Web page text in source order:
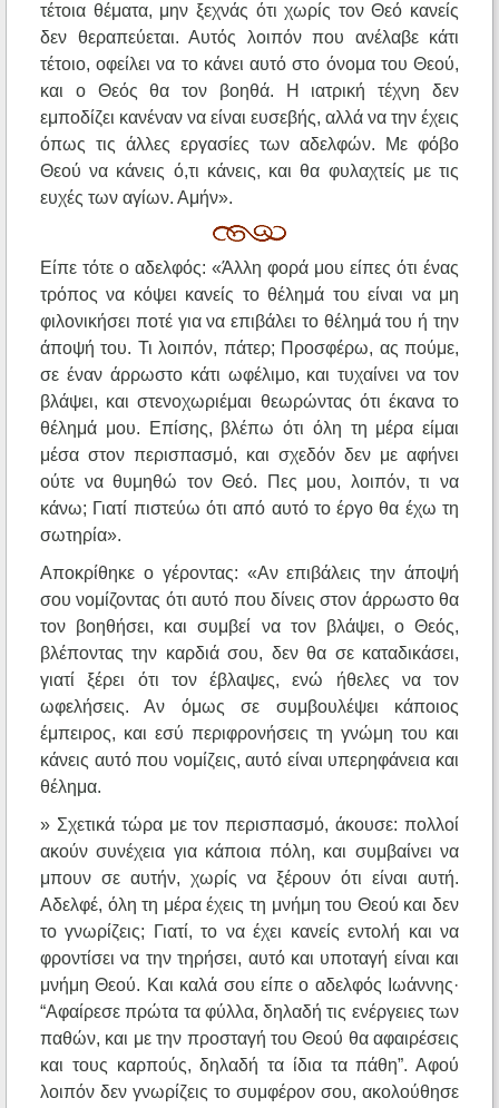
τέτοια θέματα, μην ξεχνάς ότι χωρίς τον Θεό κανείς
δεν θεραπεύεται. Αυτός λοιπόν που ανέλαβε κάτι
τέτοιο, οφείλει να το κάνει αυτό στο όνομα του Θεού,
και ο Θεός θα τον βοηθά. Η ιατρική τέχνη δεν
εμποδίζει κανέναν να είναι ευσεβής, αλλά να την έχεις
όπως τις άλλες εργασίες των αδελφών. Με φόβο
Θεού να κάνεις ό,τι κάνεις, και θα φυλαχτείς με τις
ευχές των αγίων. Αμήν».
Είπε τότε ο αδελφός: «Άλλη φορά μου είπες ότι ένας
τρόπος να κόψει κανείς το θέλημά του είναι να μη
φιλονικήσει ποτέ για να επιβάλει το θέλημά του ή την
άποψή του. Τι λοιπόν, πάτερ; Προσφέρω, ας πούμε,
σε έναν άρρωστο κάτι ωφέλιμο, και τυχαίνει να τον
βλάψει, και στενοχωριέμαι θεωρώντας ότι έκανα το
θέλημά μου. Επίσης, βλέπω ότι όλη τη μέρα είμαι
μέσα στον περισπασμό, και σχεδόν δεν με αφήνει
ούτε να θυμηθώ τον Θεό. Πες μου, λοιπόν, τι να
κάνω; Γιατί πιστεύω ότι από αυτό το έργο θα έχω τη
σωτηρία».
Αποκρίθηκε ο γέροντας: «Αν επιβάλεις την άποψή
σου νομίζοντας ότι αυτό που δίνεις στον άρρωστο θα
τον βοηθήσει, και συμβεί να τον βλάψει, ο Θεός,
βλέποντας την καρδιά σου, δεν θα σε καταδικάσει,
γιατί ξέρει ότι τον έβλαψες, ενώ ήθελες να τον
ωφελήσεις. Αν όμως σε συμβουλέψει κάποιος
έμπειρος, και εσύ περιφρονήσεις τη γνώμη του και
κάνεις αυτό που νομίζεις, αυτό είναι υπερηφάνεια και
θέλημα.
» Σχετικά τώρα με τον περισπασμό, άκουσε: πολλοί
ακούν συνέχεια για κάποια πόλη, και συμβαίνει να
μπουν σε αυτήν, χωρίς να ξέρουν ότι είναι αυτή.
Αδελφέ, όλη τη μέρα έχεις τη μνήμη του Θεού και δεν
το γνωρίζεις; Γιατί, το να έχει κανείς εντολή και να
φροντίσει να την τηρήσει, αυτό και υποταγή είναι και
μνήμη Θεού. Και καλά σου είπε ο αδελφός Ιωάννης·
“Αφαίρεσε πρώτα τα φύλλα, δηλαδή τις ενέργειες των
παθών, και με την προσταγή του Θεού θα αφαιρέσεις
και τους καρπούς, δηλαδή τα ίδια τα πάθη”. Αφού
λοιπόν δεν γνωρίζεις το συμφέρον σου, ακολούθησε